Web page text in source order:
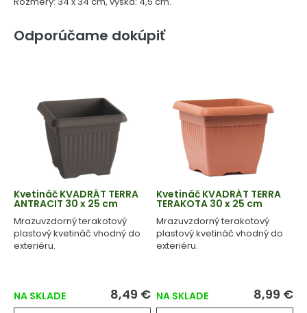
Odporúčame dokúpiť
Kvetináč KVADRÁT TERRA
ANTRACIT 30 x 25 cm
Mrazuvzdorný terakotový
plastový kvetináč vhodný do
exteriéru.
NA SKLADE 8,49 €
Kvetináč KVADRÁT TERRA
TERAKOTA 30 x 25 cm
Mrazuvzdorný terakotový
plastový kvetináč vhodný do
exteriéru.
NA SKLADE 8,99 €